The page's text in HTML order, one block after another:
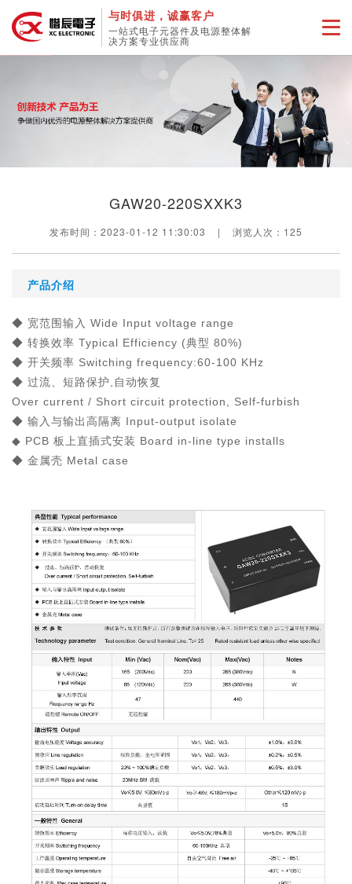
与时俱进，诚赢客户
一站式电子元器件及电源整体解
决方案专业供应商
GAW20-220SXXK3
发布时间：2023-01-12 11:30:03 | 浏览人次： 125
产品介绍
◆ 宽范围输入 Wide Input voltage range
◆ 转换效率 Typical Efficiency (典型 80%)
◆ 开关频率 Switching frequency:60-100 KHz
◆ 过流、短路保护,自动恢复
Over current / Short circuit protection, Self-furbish
◆ 输入与输出高隔离 Input-output isolate
◆ PCB 板上直插式安装 Board in-line type installs
◆ 金属壳 Metal case